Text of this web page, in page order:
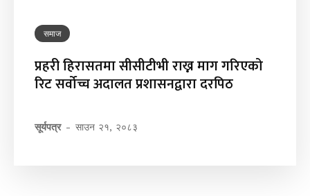
समाज
प्रहरी हिरासतमा सीसीटीभी राख्न माग गरिएको
रिट सर्वोच्च अदालत प्रशासनद्वारा दरपिठ
सूर्यपत्र - साउन २१, २०८३